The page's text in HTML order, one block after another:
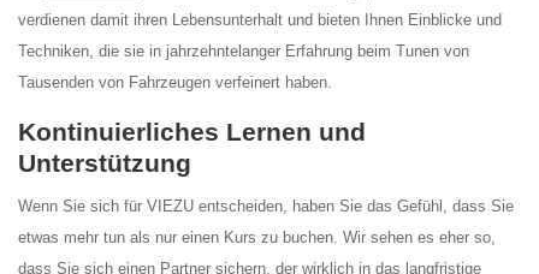
verdienen damit ihren Lebensunterhalt und bieten Ihnen Einblicke und
Techniken, die sie in jahrzehntelanger Erfahrung beim Tunen von
Tausenden von Fahrzeugen verfeinert haben.
Kontinuierliches Lernen und
Unterstützung
Wenn Sie sich für VIEZU entscheiden, haben Sie das Gefühl, dass Sie
etwas mehr tun als nur einen Kurs zu buchen. Wir sehen es eher so,
dass Sie sich einen Partner sichern, der wirklich in das langfristige